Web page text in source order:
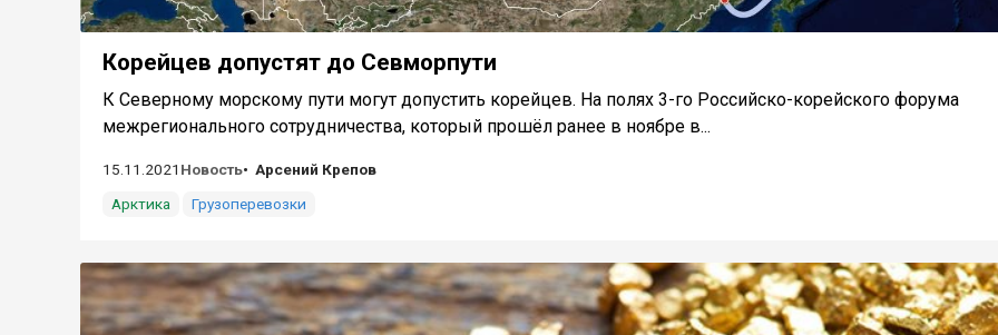
Корейцев допустят до Севморпути
К Северному морскому пути могут допустить корейцев. На полях 3-го Российско-корейского форума
межрегионального сотрудничества, который прошёл ранее в ноябре в...
15.11.2021 Новость
Арсений Крепов
Арктика
Грузоперевозки